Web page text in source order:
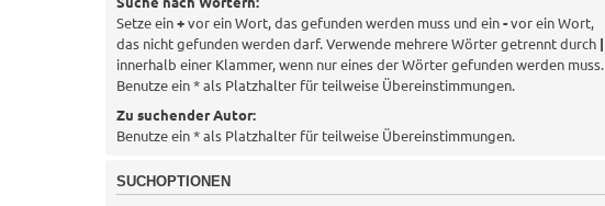
Setze ein+vor ein Wort, das gefunden werden muss und ein-vor ein Wort,
das nicht gefunden werden darf. Verwende mehrere Wörter getrennt durch |
innerhalb einer Klammer, wenn nur eines der Wörter gefunden werden muss.
Benutze ein * als Platzhalter für teilweise Übereinstimmungen.
Zu suchender Autor:
Benutze ein * als Platzhalter für teilweise Übereinstimmungen.
SUCHOPTIONEN